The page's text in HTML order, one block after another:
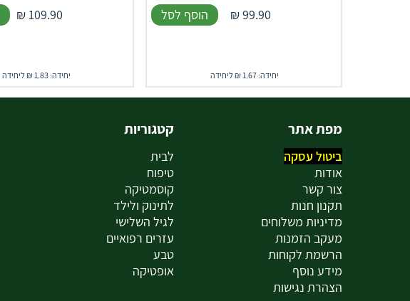
99.90
₪ הוסף לסל
יחידה: 1.67 ₪ ליחידה
109.90
₪
יחידה: 1.83 ₪ ליחידה
מפת אתר
ביטול עסקה
אודות
צור קשר
תקנון חנות
מדיניות משלוחים
מעקב הזמנות
הרשמת לקוחות
מידע נוסף
הצהרת נגישות
קטגוריות
לבית
טיפוח
קוסמטיקה
לתינוק ולילד
לגיל השלישי
עזרים רפואיים
טבע
אופטיקה